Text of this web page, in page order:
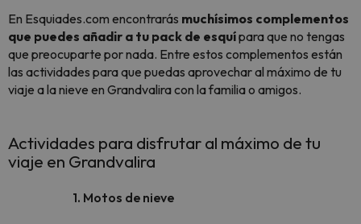
En Esquiades.com encontrarás muchísimos complementos
que puedes añadir a tu pack de esquípara que no tengas
que preocuparte por nada. Entre estos complementos están
las actividades para que puedas aprovechar al máximo de tu
viaje a la nieve en Grandvalira con la familia o amigos.
Actividades para disfrutar al máximo de tu
viaje en Grandvalira
1. Motos de nieve